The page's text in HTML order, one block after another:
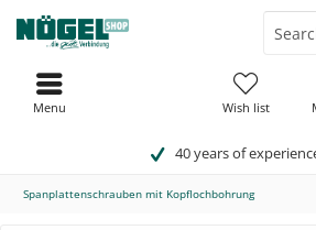
40 years of
Wish list
Menu
Spanplattenschrauben mit Kopflochbohrung